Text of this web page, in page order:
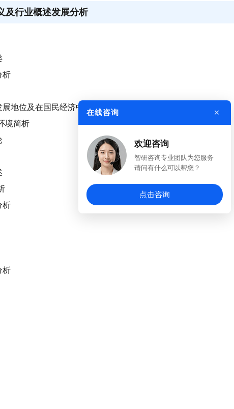
医疗器械等供应商，药品主要有云南白药、恒瑞医药、国药控
械供应商主要有鱼跃医疗、迈瑞医疗、开立医医疗、理邦仪器、
及行业概述发展分析
析
地位及在国民经济中的地位分析
境简析
析
析
在线咨询 ×
欢迎咨询
智研咨询专业团队为您服务
请问有什么可以帮您？
点击咨询